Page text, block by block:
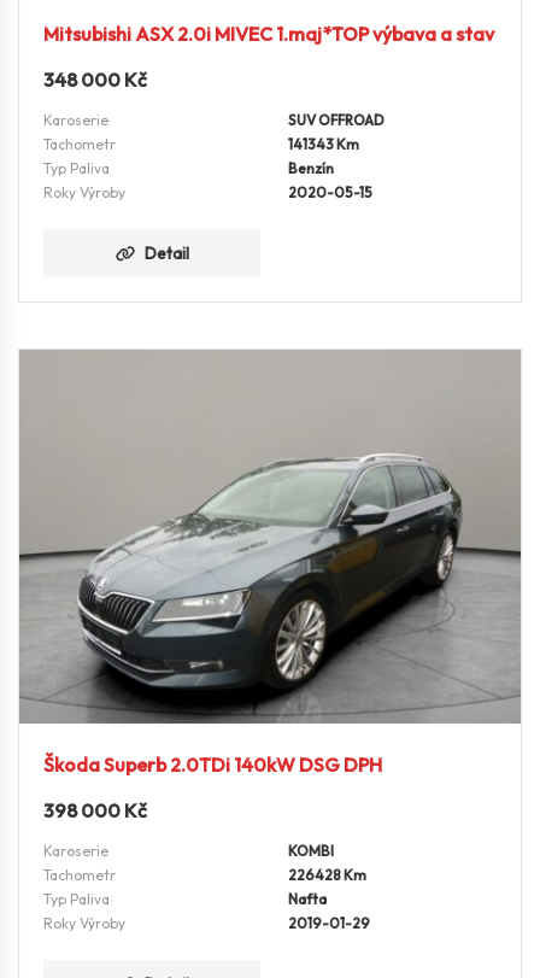
Mitsubishi ASX 2.0i MIVEC 1.maj*TOP výbava a stav
348 000 Kč
Karoserie
SUV OFFROAD
Tachometr
141343 Km
Typ Paliva
Benzín
Roky Výroby
2020-05-15
Detail
Škoda Superb 2.0TDi 140kW DSG DPH
398 000 Kč
Karoserie
KOMBI
Tachometr
226428 Km
Typ Paliva
Nafta
Roky Výroby
2019-01-29